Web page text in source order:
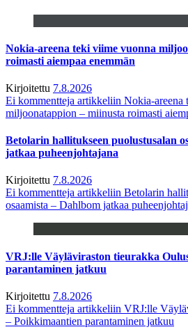
Nokia-areena teki viime vuonna
roimasti aiempaa enemmän
Kirjoitettu 7.8.2026
Ei kommentteja artikkeliin Nokia-areena
miljoonatappion – miinusta roimasti
Betolarin hallitukseen puolustusalan
jatkaa puheenjohtajana
Kirjoitettu 7.8.2026
Ei kommentteja artikkeliin Betolarin
osaamista – Dahlbom jatkaa
VRJ:lle Väyläviraston tieurakka
parantaminen jatkuu
Kirjoitettu 7.8.2026
Ei kommentteja artikkeliin VRJ:lle
– Poikkimaantien parantaminen jatkuu